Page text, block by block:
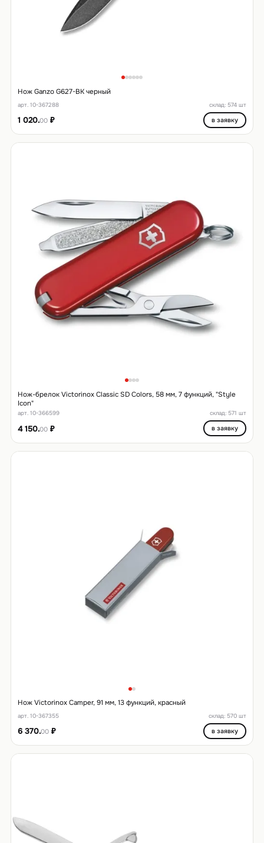
Нож Ganzo G627-BK черный
арт. 10-367288 склад: 574 шт
1 020.00₽ в заявку
Нож-брелок Victorinox Classic SD Colors, 58 мм, 7 функций, "Style
Icon"
арт. 10-366599 склад: 571 шт
4 150.00₽ в заявку
Нож Victorinox Camper, 91 мм, 13 функций, красный
арт. 10-367355 склад: 570 шт
6 370.00₽ в заявку